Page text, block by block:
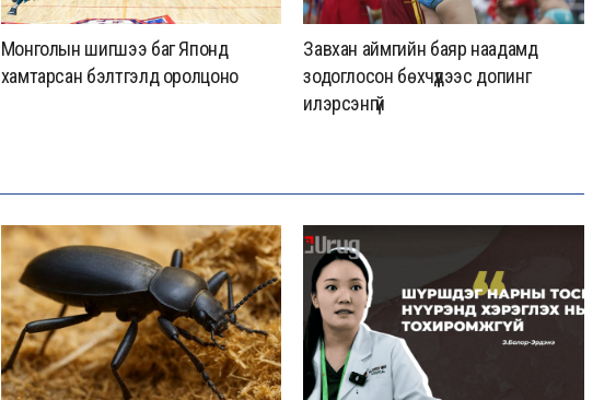
Монголын шигшээ баг Японд
хамтарсан бэлтгэлд оролцоно
Завхан аймгийн баяр наадамд
зодоглосон бөхчүүдээс допинг
илэрсэнгүй